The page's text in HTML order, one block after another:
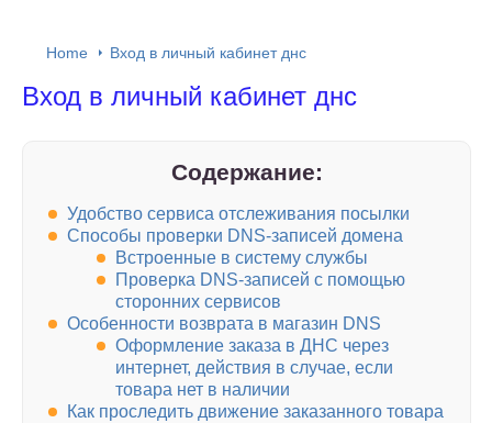
Home Вход в личный кабинет днс
Вход в личный кабинет днс
Содержание:
Удобство сервиса отслеживания посылки
Способы проверки DNS-записей домена
Встроенные в систему службы
Проверка DNS-записей с помощью
сторонних сервисов
Особенности возврата в магазин DNS
Оформление заказа в ДНС через
интернет, действия в случае, если
товара нет в наличии
Как проследить движение заказанного товара